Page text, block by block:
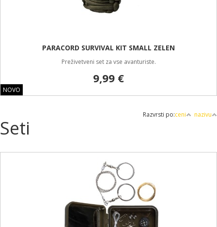
NOVO
PARACORD SURVIVAL KIT SMALL ZELEN
Preživetveni set za vse avanturiste.
9,99 €
Razvrsti po:ceni nazivu
Seti